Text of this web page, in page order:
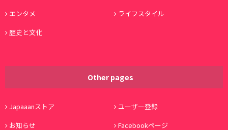
エンタメ
ライフスタイル
歴史と文化
Other pages
Japaaanストア
ユーザー登録
お知らせ
Facebookページ